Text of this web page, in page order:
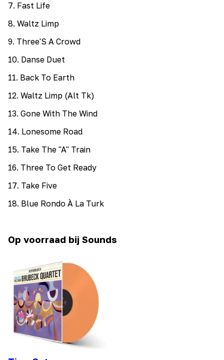
7. Fast Life
8. Waltz Limp
9. Three'S A Crowd
10. Danse Duet
11. Back To Earth
12. Waltz Limp (Alt Tk)
13. Gone With The Wind
14. Lonesome Road
15. Take The "A" Train
16. Three To Get Ready
17. Take Five
18. Blue Rondo À La Turk
Op voorraad bij Sounds